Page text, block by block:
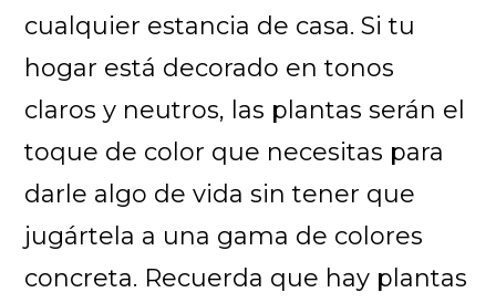
cualquier estancia de casa. Si tu
hogar está decorado en tonos
claros y neutros, las plantas serán el
toque de color que necesitas para
darle algo de vida sin tener que
jugártela a una gama de colores
concreta. Recuerda que hay plantas